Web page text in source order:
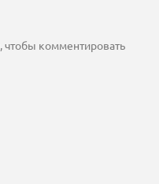
, чтобы комментировать